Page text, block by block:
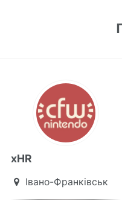
xHR
Івано-Франківськ